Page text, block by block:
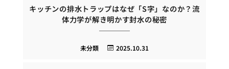
キッチンの排水トラップはなぜ「S字」なのか？流
体力学が解き明かす封水の秘密
2025.10.31
未分類